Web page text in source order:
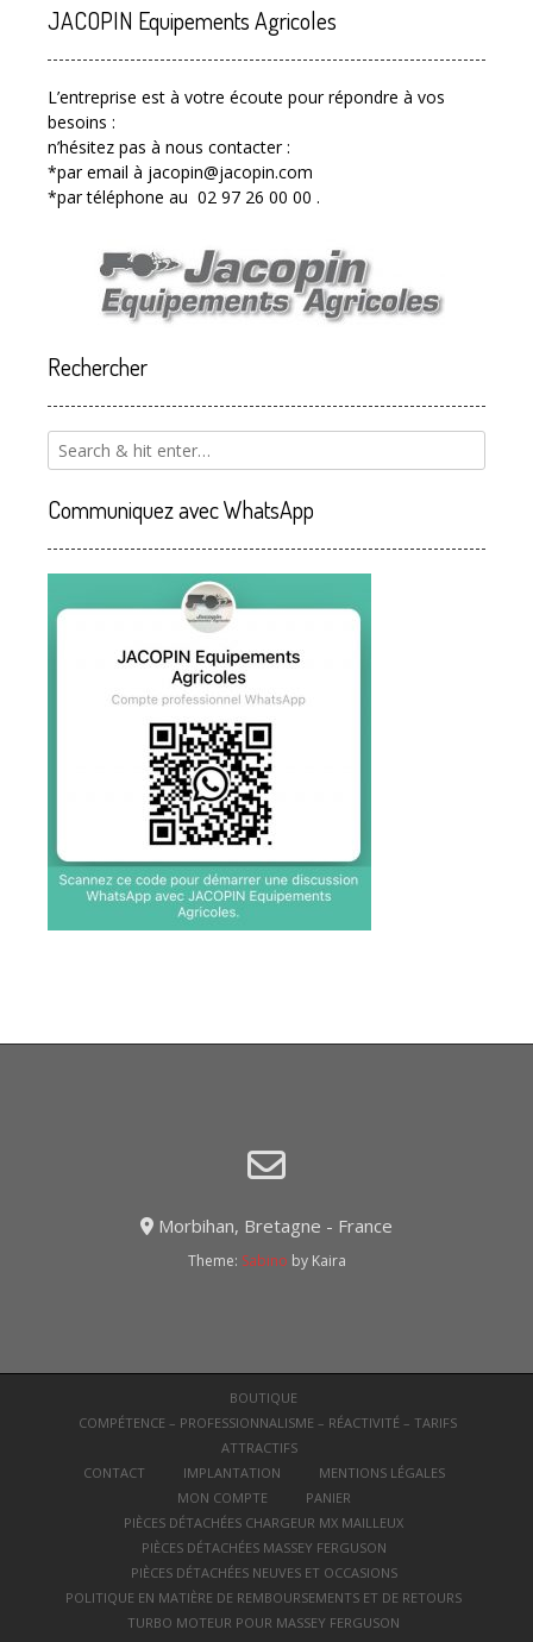
JACOPIN Equipements Agricoles
L’entreprise est à votre écoute pour répondre à vos
besoins :
n’hésitez pas à nous contacter :
*par email à jacopin@jacopin.com
*par téléphone au 02 97 26 00 00 .
Rechercher
Communiquez avec WhatsApp
Morbihan, Bretagne - France
Theme: Sabino by Kaira
BOUTIQUE
COMPÉTENCE – PROFESSIONNALISME – RÉACTIVITÉ – TARIFS
ATTRACTIFS
CONTACT
IMPLANTATION
MENTIONS LÉGALES
MON COMPTE
PANIER
PIÈCES DÉTACHÉES CHARGEUR MX MAILLEUX
PIÈCES DÉTACHÉES MASSEY FERGUSON
PIÈCES DÉTACHÉES NEUVES ET OCCASIONS
POLITIQUE EN MATIÈRE DE REMBOURSEMENTS ET DE RETOURS
TURBO MOTEUR POUR MASSEY FERGUSON